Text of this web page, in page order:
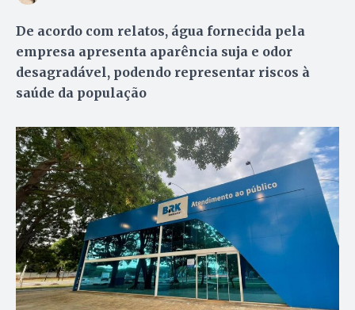
De acordo com relatos, água fornecida pela
empresa apresenta aparência suja e odor
desagradável, podendo representar riscos à
saúde da população